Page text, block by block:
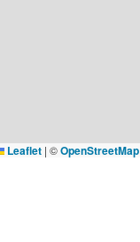
Leaflet | ©OpenStreetMap